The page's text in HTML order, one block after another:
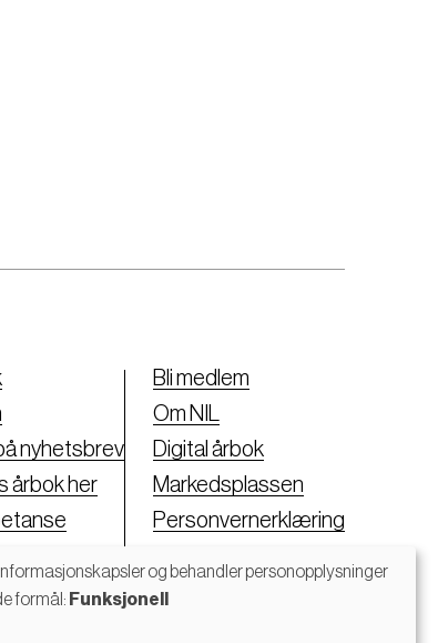
nyhetsbrev
årbok her
Bli medlem
Om NIL
Digital årbok
Markedsplassen
Personvernerklæring
og behandler personopplysninger
formål: Funksjonell